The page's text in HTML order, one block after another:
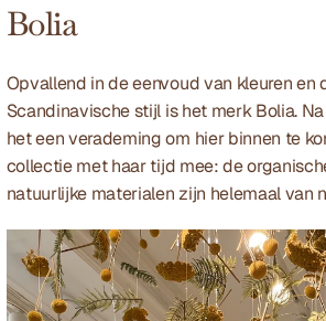
Bolia
Opvallend in de eenvoud van kleuren en
Scandinavische stijl is het merk Bolia.
het een verademing om hier binnen te
collectie met haar tijd mee: de
natuurlijke materialen zijn helemaal van